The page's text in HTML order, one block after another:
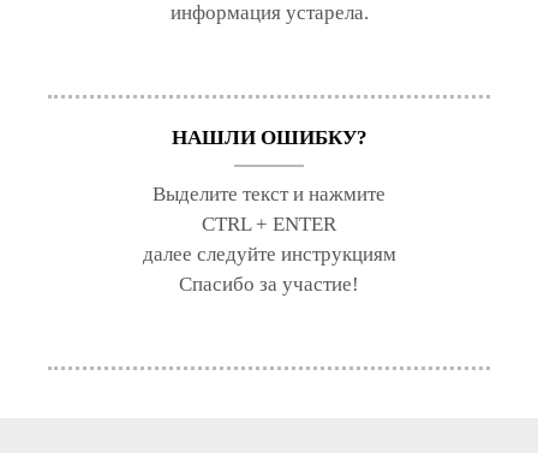
информация устарела.
НАШЛИ ОШИБКУ?
Выделите текст и нажмите
CTRL + ENTER
далее следуйте инструкциям
Спасибо за участие!